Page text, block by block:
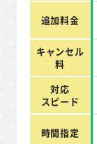
追加料金
キャンセル
料
対応
スピード
時間指定